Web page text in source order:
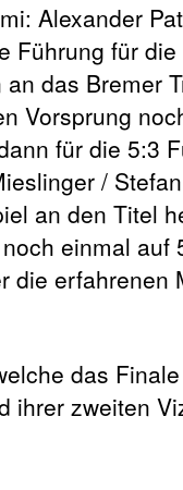
Alexander
Führung für
das Bremer
Vorsprung
für die 5:3
/
an den Titel
einmal
die
das
ihrer zweiten